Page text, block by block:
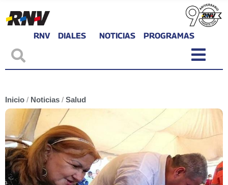
RNV DIALES NOTICIAS PROGRAMAS
Inicio / Noticias / Salud